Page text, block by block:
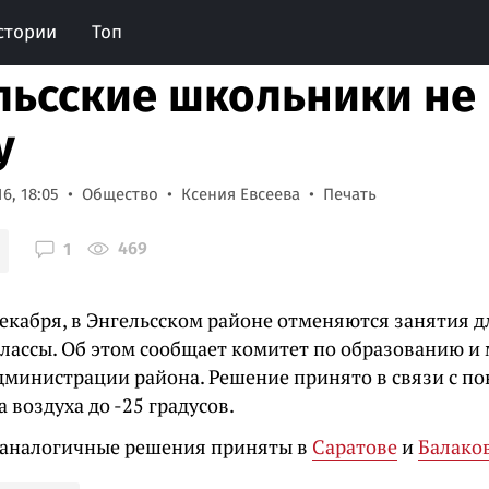
Топ
школьники не
18:05 Общество Ксения Евсеева Печать
1 469
в Энгельсском районе отменяются занятия
Об этом сообщает комитет по образованию
района. Решение принято в связи с
воздуха до -25 градусов.
решения приняты в Саратовеи